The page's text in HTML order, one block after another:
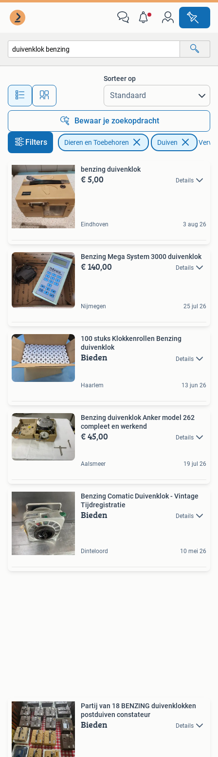
Alle afstanden…
Sorteer op
Bewaar je zoekopdracht
Filters Dieren en Toebehoren Duiven
benzing duivenklok
€ 5,00 Details
Eindhoven 3 aug 26
Benzing Mega System 3000 duivenklok
€ 140,00 Details
Nijmegen 25 jul 26
100 stuks Klokkenrollen Benzing
duivenklok
Bieden Details
Haarlem 13 jun 26
Benzing duivenklok Anker model 262
compleet en werkend
€ 45,00 Details
Aalsmeer 19 jul 26
Benzing Comatic Duivenklok - Vintage
Tijdregistratie
Bieden Details
Dinteloord 10 mei 26
Partij van 18 BENZING duivenklokken
postduiven constateur
Bieden Details